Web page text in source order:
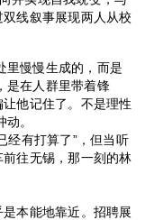
线叙事展现两人从校
里慢慢生成的，而是
在人群里带着锋
他记住了。不是理性
。
经有打算了”，但当听
往无锡，那一刻的林
本能地靠近。招聘展